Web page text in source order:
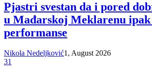
Pjastri svestan da i pored
u Mađarskoj Meklarenu ipak
performanse
Nikola Nedeljković1, August 2026
31